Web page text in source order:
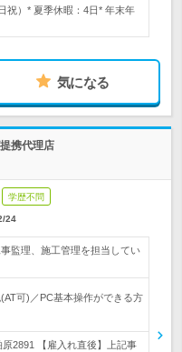
祝）* 夏季休暇：4日* 年末年
気になる
携代理店
学歴不問
24
監理、施工管理を担当してい
可)／PC基本操作ができる方
2891 【雇入れ直後】上記事